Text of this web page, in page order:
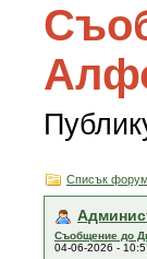
Списък
Съобщение до
04-06-2026 -